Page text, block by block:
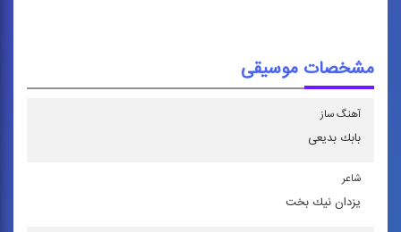
مشخصات موسیقی
آهنگ ساز
بابك بدیعی
شاعر
یزدان نیك‌ بخت